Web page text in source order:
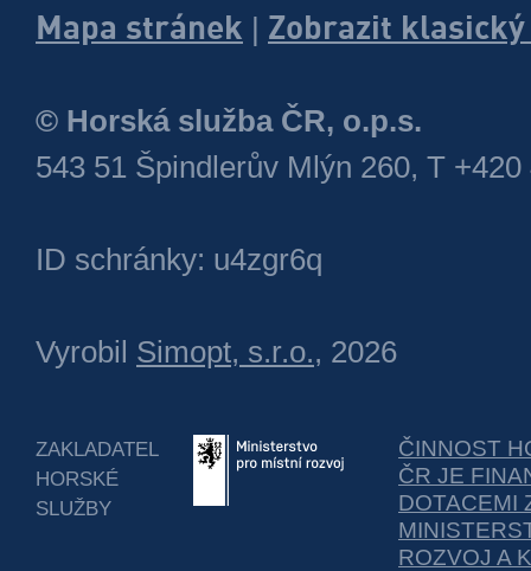
Mapa stránek
Zobrazit
© Horská služba ČR, o.p.s.
543 51 Špindlerův Mlýn 260, T +420
ID schránky: u4zgr6q
Vyrobil Simopt, s.r.o., 2026
ZAKLADATEL
HORSKÉ
SLUŽBY
ČINNOST
ČR JE
DOTACEMI
ROZVOJ A